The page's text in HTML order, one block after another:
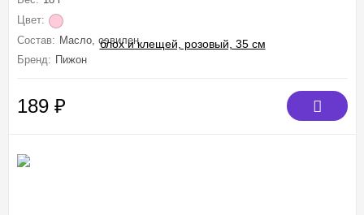
Цвет:
Состав: Масло, сэвилен
Бренд: Пижон
189 ₽